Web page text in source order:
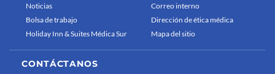
Noticias
Bolsa de trabajo
Holiday Inn & Suites Médica Sur
Correo interno
Dirección de ética médica
Mapa del sitio
CONTÁCTANOS